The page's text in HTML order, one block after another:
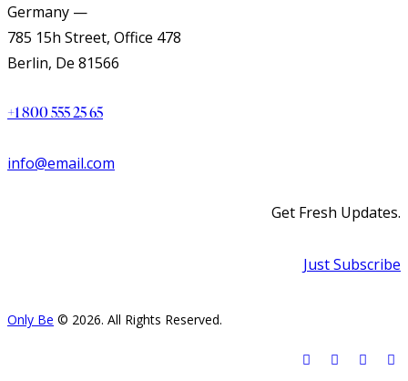
Germany —
785 15h Street, Office 478
Berlin, De 81566
+1 800 555 25 65
info@email.com
Get Fresh Updates.
Just Subscribe
Only Be © 2026. All Rights Reserved.